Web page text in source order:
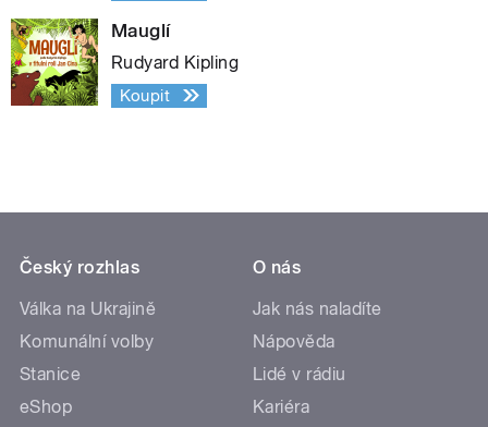
Mauglí
Rudyard Kipling
Koupit
Český rozhlas
Válka na Ukrajině
Komunální volby
Stanice
eShop
O nás
Jak nás naladíte
Nápověda
Lidé v rádiu
Kariéra